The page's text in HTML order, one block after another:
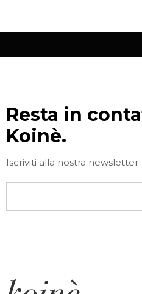
Resta in
Koinè.
Iscriviti alla nostra newsletter